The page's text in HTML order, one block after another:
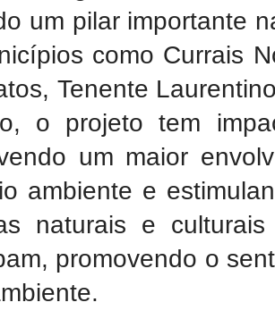
um pilar importante
como Currais
Tenente
o projeto tem
um maior
ambiente e
naturais e
promovendo o